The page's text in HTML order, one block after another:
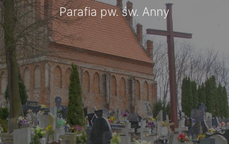
Parafia pw. św. Anny